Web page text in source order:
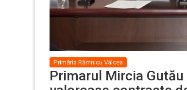
Primăria Râmnicu Vâlcea
Primarul Mircia